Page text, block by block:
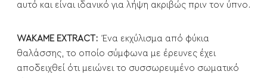
αυτό και είναι ιδανικό για λήψη ακριβώς πριν τον ύπνο.
WAKAME EXTRACT: Ένα εκχύλισμα από φύκια
θαλάσσης, το οποίο σύμφωνα με έρευνες έχει
αποδειχθεί ότι μειώνει το συσσωρευμένο σωματικό